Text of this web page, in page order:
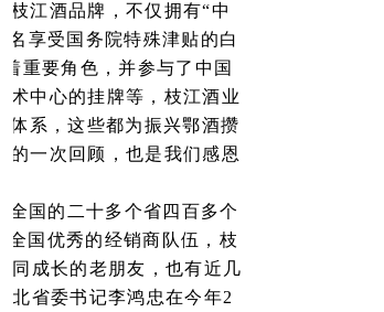
枝江酒品牌，不仅拥有“中
名享受国务院特殊津贴的白
重要角色，并参与了中国
术中心的挂牌等，枝江酒业
体系，这些都为振兴鄂酒攒
的一次回顾，也是我们感恩
全国的二十多个省四百多个
全国优秀的经销商队伍，枝
同成长的老朋友，也有近几
北省委书记李鸿忠在今年2